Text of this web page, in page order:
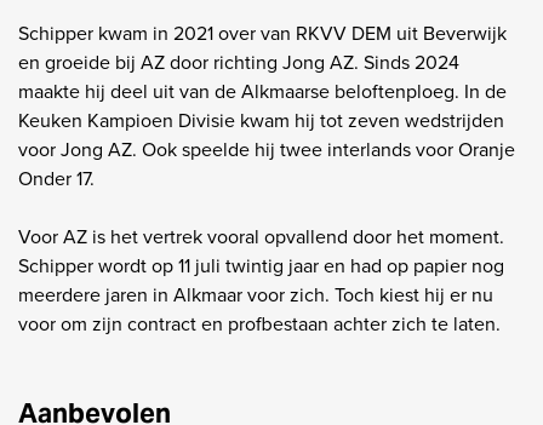
Schipper kwam in 2021 over van RKVV DEM uit Beverwijk
en groeide bij AZ door richting Jong AZ. Sinds 2024
maakte hij deel uit van de Alkmaarse beloftenploeg. In de
Keuken Kampioen Divisie kwam hij tot zeven wedstrijden
voor Jong AZ. Ook speelde hij twee interlands voor Oranje
Onder 17.
Voor AZ is het vertrek vooral opvallend door het moment.
Schipper wordt op 11 juli twintig jaar en had op papier nog
meerdere jaren in Alkmaar voor zich. Toch kiest hij er nu
voor om zijn contract en profbestaan achter zich te laten.
Aanbevolen